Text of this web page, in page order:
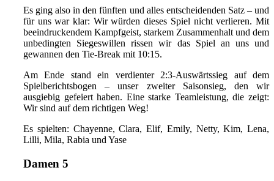
Es ging also in den fünften und alles entscheidenden Satz – und
für uns war klar: Wir würden dieses Spiel nicht verlieren. Mit
beeindruckendem Kampfgeist, starkem Zusammenhalt und dem
unbedingten Siegeswillen rissen wir das Spiel an uns und
gewannen den Tie-Break mit 10:15.
Am Ende stand ein verdienter 2:3-Auswärtssieg auf dem
Spielberichtsbogen – unser zweiter Saisonsieg, den wir
ausgiebig gefeiert haben. Eine starke Teamleistung, die zeigt:
Wir sind auf dem richtigen Weg!
Es spielten: Chayenne, Clara, Elif, Emily, Netty, Kim, Lena,
Lilli, Mila, Rabia und Yase
Damen 5